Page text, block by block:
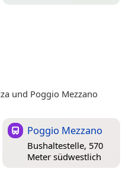
und Poggio Mezzano
Poggio Mezzano
Bushaltestelle, 570
Meter südwestlich